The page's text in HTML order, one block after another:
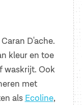
D'ache.
kleur en toe
waskrijt. Ook
met
als Ecoline,